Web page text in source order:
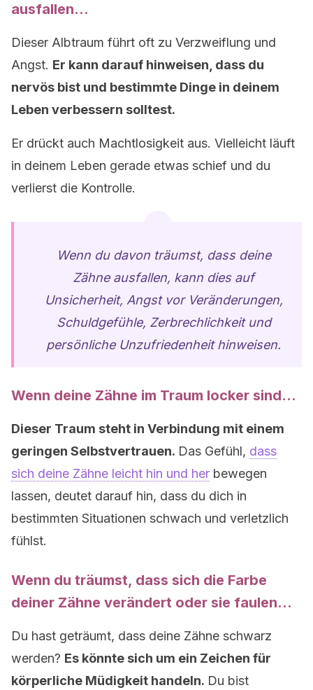
ausfallen…
Dieser Albtraum führt oft zu Verzweiflung und
Angst. Er kann darauf hinweisen, dass du
nervös bist und bestimmte Dinge in deinem
Leben verbessern solltest.
Er drückt auch Machtlosigkeit aus. Vielleicht läuft
in deinem Leben gerade etwas schief und du
verlierst die Kontrolle.
Wenn du davon träumst, dass deine
Zähne ausfallen, kann dies auf
Unsicherheit, Angst vor Veränderungen,
Schuldgefühle, Zerbrechlichkeit und
persönliche Unzufriedenheit hinweisen.
Wenn deine Zähne im Traum locker sind…
Dieser Traum steht in Verbindung mit einem
geringen Selbstvertrauen. Das Gefühl, dass
sich deine Zähne leicht hin und her bewegen
lassen, deutet darauf hin, dass du dich in
bestimmten Situationen schwach und verletzlich
fühlst.
Wenn du träumst, dass sich die Farbe
deiner Zähne verändert oder sie faulen…
Du hast geträumt, dass deine Zähne schwarz
werden? Es könnte sich um ein Zeichen für
körperliche Müdigkeit handeln. Du bist